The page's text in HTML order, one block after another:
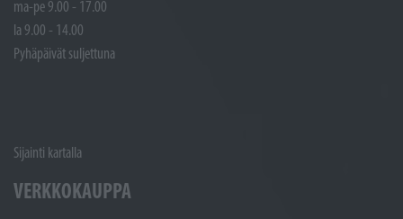
ma-pe 9.00 - 17.00
la 9.00 - 14.00
Pyhäpäivät suljettuna
Sijainti kartalla
VERKKOKAUPPA